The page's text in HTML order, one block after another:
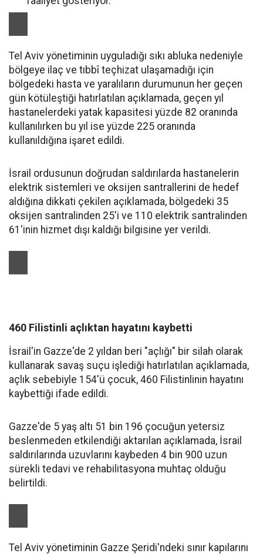
Tel Aviv yönetiminin uyguladığı sıkı abluka nedeniyle
bölgeye ilaç ve tıbbî teçhizat ulaşamadığı için
bölgedeki hasta ve yaralıların durumunun her geçen
gün kötüleştiği hatırlatılan açıklamada, geçen yıl
hastanelerdeki yatak kapasitesi yüzde 82 oranında
kullanılırken bu yıl ise yüzde 225 oranında
kullanıldığına işaret edildi.
İsrail ordusunun doğrudan saldırılarda hastanelerin
elektrik sistemleri ve oksijen santrallerini de hedef
aldığına dikkati çekilen açıklamada, bölgedeki 35
oksijen santralinden 25'i ve 110 elektrik santralinden
61'inin hizmet dışı kaldığı bilgisine yer verildi.
460 Filistinli açlıktan hayatını kaybetti
İsrail'in Gazze'de 2 yıldan beri "açlığı" bir silah olarak
kullanarak savaş suçu işlediği hatırlatılan açıklamada,
açlık sebebiyle 154'ü çocuk, 460 Filistinlinin hayatını
kaybettiği ifade edildi.
Gazze'de 5 yaş altı 51 bin 196 çocuğun yetersiz
beslenmeden etkilendiği aktarılan açıklamada, İsrail
saldırılarında uzuvlarını kaybeden 4 bin 900 uzun
sürekli tedavi ve rehabilitasyona muhtaç olduğu
belirtildi.
Tel Aviv yönetiminin Gazze Şeridi'ndeki sınır kapılarını